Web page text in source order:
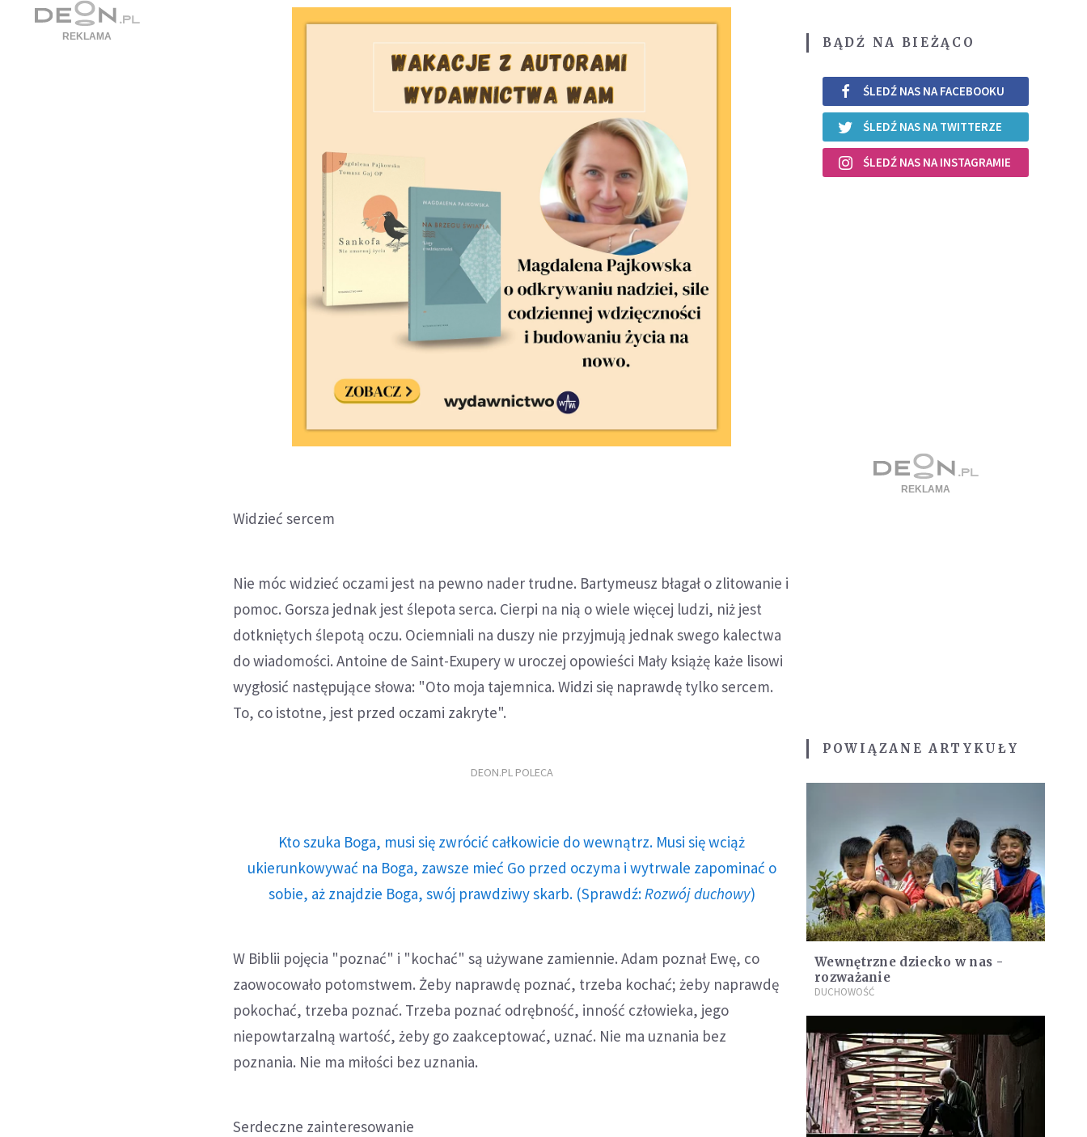
Widzieć sercem
Nie móc widzieć oczami jest na pewno nader trudne. Bartymeusz błagał o zlitowanie i
pomoc. Gorsza jednak jest ślepota serca. Cierpi na nią o wiele więcej ludzi, niż jest
dotkniętych ślepotą oczu. Ociemniali na duszy nie przyjmują jednak swego kalectwa
do wiadomości. Antoine de Saint-Exupery w uroczej opowieści Mały książę każe lisowi
wygłosić następujące słowa: "Oto moja tajemnica. Widzi się naprawdę tylko sercem.
To, co istotne, jest przed oczami zakryte".
DEON.PL POLECA
Kto szuka Boga, musi się zwrócić całkowicie do wewnątrz. Musi się wciąż
ukierunkowywać na Boga, zawsze mieć Go przed oczyma i wytrwale zapominać o
sobie, aż znajdzie Boga, swój prawdziwy skarb. (Sprawdź: Rozwój duchowy)
W Biblii pojęcia "poznać" i "kochać" są używane zamiennie. Adam poznał Ewę, co
zaowocowało potomstwem. Żeby naprawdę poznać, trzeba kochać; żeby naprawdę
pokochać, trzeba poznać. Trzeba poznać odrębność, inność człowieka, jego
niepowtarzalną wartość, żeby go zaakceptować, uznać. Nie ma uznania bez
poznania. Nie ma miłości bez uznania.
Serdeczne zainteresowanie
BĄDŹ NA BIEŻĄCO
ŚLEDŹ NAS NA FACEBOOKU
ŚLEDŹ NAS NA TWITTERZE
ŚLEDŹ NAS NA INSTAGRAMIE
POWIĄZANE ARTYKUŁY
Wewnętrzne dziecko w nas -
rozważanie
DUCHOWOŚĆ